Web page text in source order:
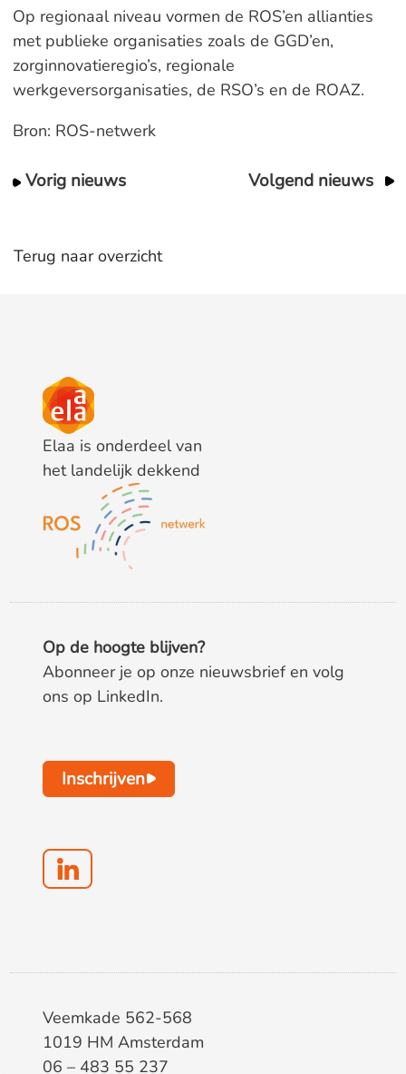
Op regionaal niveau vormen de ROS’en allianties
met publieke organisaties zoals de GGD’en,
zorginnovatieregio’s, regionale
werkgeversorganisaties, de RSO’s en de ROAZ.
Bron: ROS-netwerk
Vorig nieuws Volgend nieuws
Terug naar overzicht
Elaa is onderdeel van
het landelijk dekkend
Op de hoogte blijven?
Abonneer je op onze nieuwsbrief en volg
ons op LinkedIn.
Inschrijven
Veemkade 562-568
1019 HM Amsterdam
06 – 483 55 237